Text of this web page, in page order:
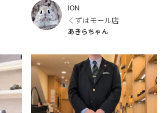
ION
くずはモール店
あきらちゃん